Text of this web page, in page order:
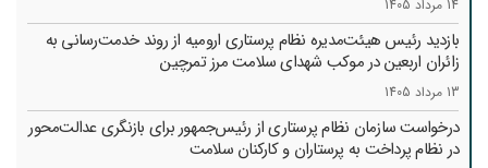
14 مرداد 1405
بازدید رئیس هیئت‌مدیره نظام پرستاری ارومیه از روند خدمت‌رسانی به
زائران اربعین در موکب شهدای سلامت مرز تمرچین
13 مرداد 1405
درخواست سازمان نظام پرستاری از رئیس‌جمهور برای بازنگری عدالت‌محور
در نظام پرداخت به پرستاران و کارکنان سلامت